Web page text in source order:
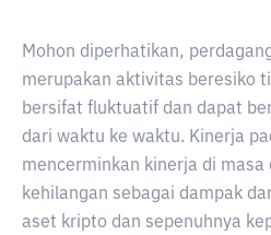
Mohon diperhatikan,
merupakan aktivitas beresiko
bersifat fluktuatif dan dapat
dari waktu ke waktu. Kinerja
mencerminkan kinerja di masa
kehilangan sebagai dampak
aset kripto dan sepenuhnya